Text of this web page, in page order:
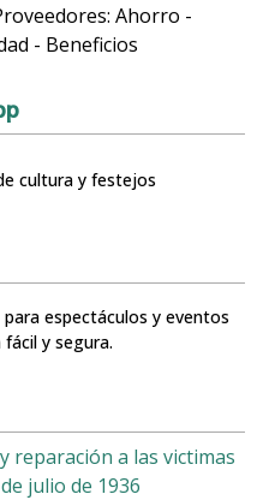
Ahorro -
- Beneficios
cultura y festejos
espectáculos y eventos
y segura.
reparación a las victimas
julio de 1936